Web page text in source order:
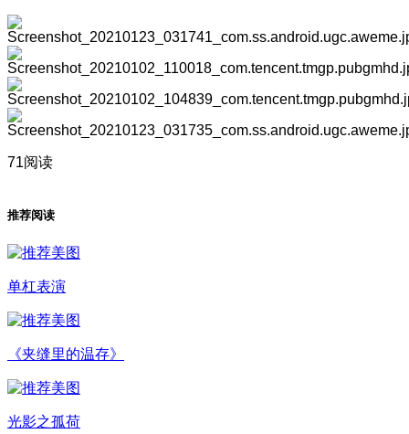
71阅读
推荐阅读
单杠表演
《夹缝里的温存》
光影之孤荷